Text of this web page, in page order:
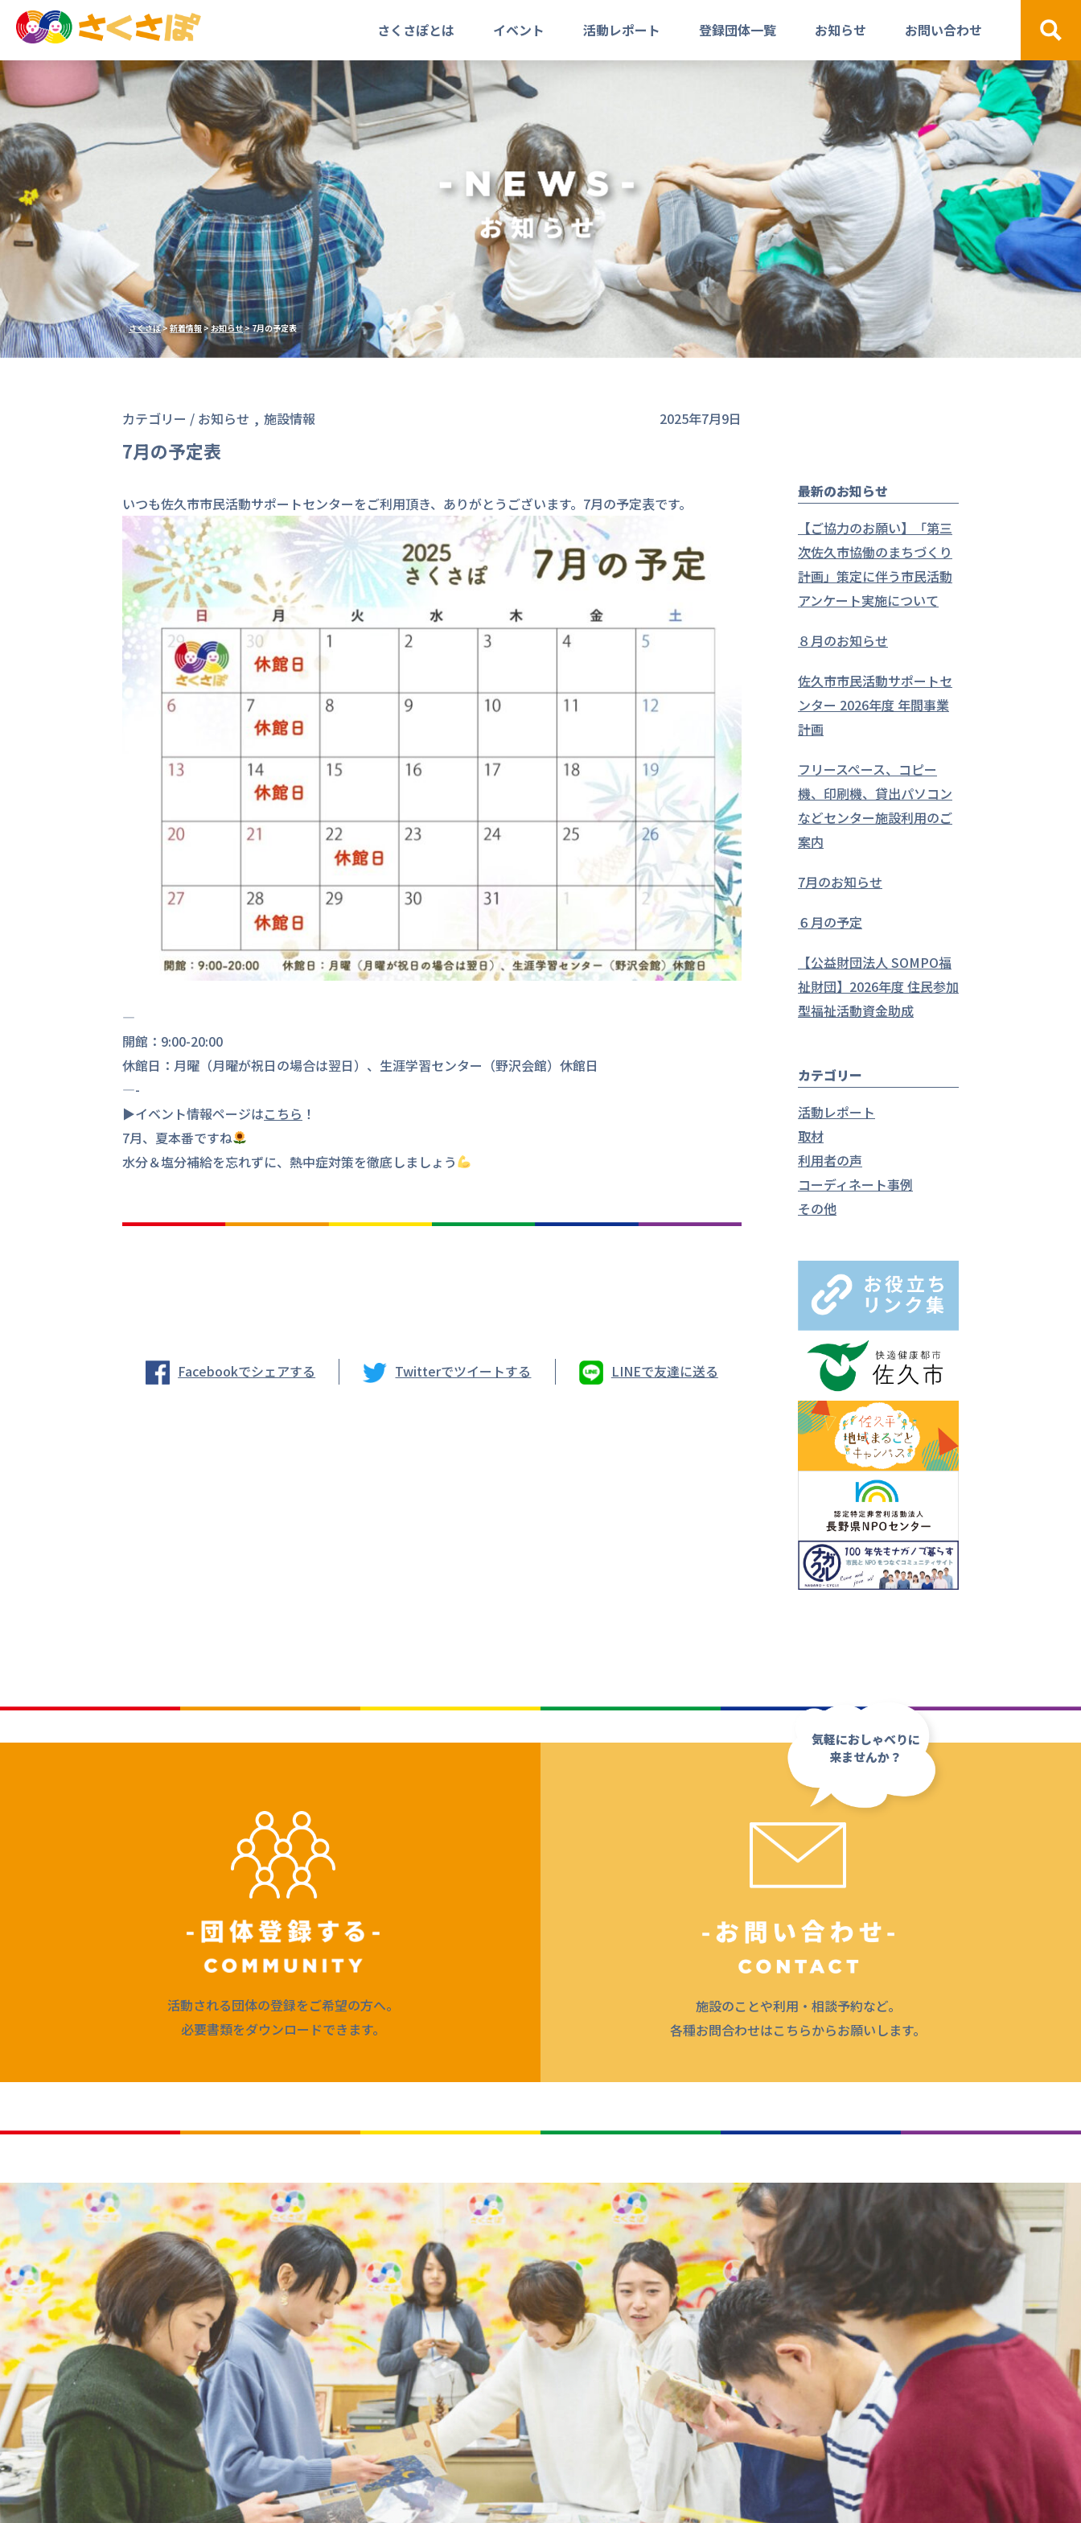
さくさぽとは イベント 活動レポート 登録団体一覧 お知らせ お問い合わせ
検索
さくさぽ>新着情報>お知らせ>7月の予定表
カテゴリー / お知らせ 施設情報 2025年7月9日
7月の予定表
いつも佐久市市民活動サポートセンターをご利用頂き、ありがとうございます。7月の予定表です。
—
開館：9:00-20:00
休館日：月曜（月曜が祝日の場合は翌日）、生涯学習センター（野沢会館）休館日
—-
▶︎イベント情報ページはこちら ！
7月、夏本番ですね
水分＆塩分補給を忘れずに、熱中症対策を徹底しましょう
Facebookでシェアする Twitterでツイートする LINEで友達に送る
最新のお知らせ
【ご協力のお願い】「第三
次佐久市協働のまちづくり
計画」策定に伴う市民活動
アンケート実施について
８月のお知らせ
佐久市市民活動サポートセ
ンター 2026年度 年間事業
計画
フリースペース、コピー
機、印刷機、貸出パソコン
などセンター施設利用のご
案内
7月のお知らせ
６月の予定
【公益財団法人 SOMPO福
祉財団】2026年度 住民参加
型福祉活動資金助成
カテゴリー
活動レポート
取材
利用者の声
コーディネート事例
その他
活動される団体の登録をご希望の方へ。
必要書類をダウンロードできます。
気軽におしゃべりに
来ませんか？
施設のことや利用・相談予約など。
各種お問合わせはこちらからお願いします。